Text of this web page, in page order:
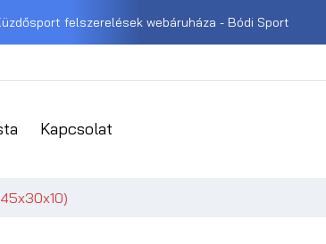
felszerelések webáruháza - Bódi Sport
Kapcsolat